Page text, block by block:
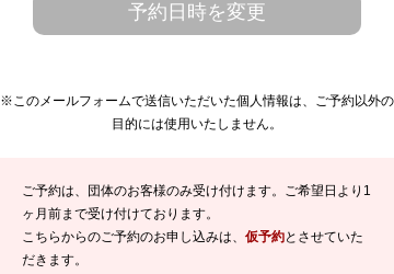
予約日時を変更
※このメールフォームで送信いただいた個人情報は、ご予約以外の
目的には使用いたしません。
ご予約は、団体のお客様のみ受け付けます。ご希望日より1
ヶ月前まで受け付けております。
こちらからのご予約のお申し込みは、 仮予約とさせていた
だきます。